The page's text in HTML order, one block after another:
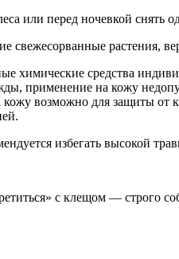
или перед ночевкой снять
свежесорванные растения,
химические средства
применение на кожу
возможно для защиты от
избегать высокой
с клещом — строго